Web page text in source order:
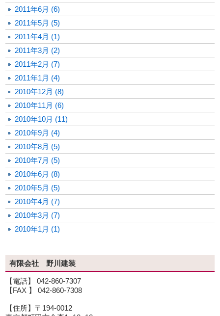
2011年6月 (6)
2011年5月 (5)
2011年4月 (1)
2011年3月 (2)
2011年2月 (7)
2011年1月 (4)
2010年12月 (8)
2010年11月 (6)
2010年10月 (11)
2010年9月 (4)
2010年8月 (5)
2010年7月 (5)
2010年6月 (8)
2010年5月 (5)
2010年4月 (7)
2010年3月 (7)
2010年1月 (1)
有限会社 野川建装
【電話】 042-860-7307
【FAX 】 042-860-7308
【住所】〒194-0012